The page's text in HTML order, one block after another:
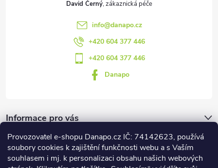
Provozovatel e-shopu Danapo.cz IČ: 74142623, používá
soubory cookies k zajištění funkčnosti webu a s Vaším
souhlasem i mj. k personalizaci obsahu našich webových
David Černý
info@danapo.cz
+420 604 377 446
+420 604 377 446
Danapo
Informace pro vás
Dotazník